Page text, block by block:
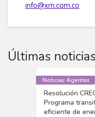
info@xm.com.co
Últimas noticias
Noticias Agentes
Resolución
Programa
eficiente de